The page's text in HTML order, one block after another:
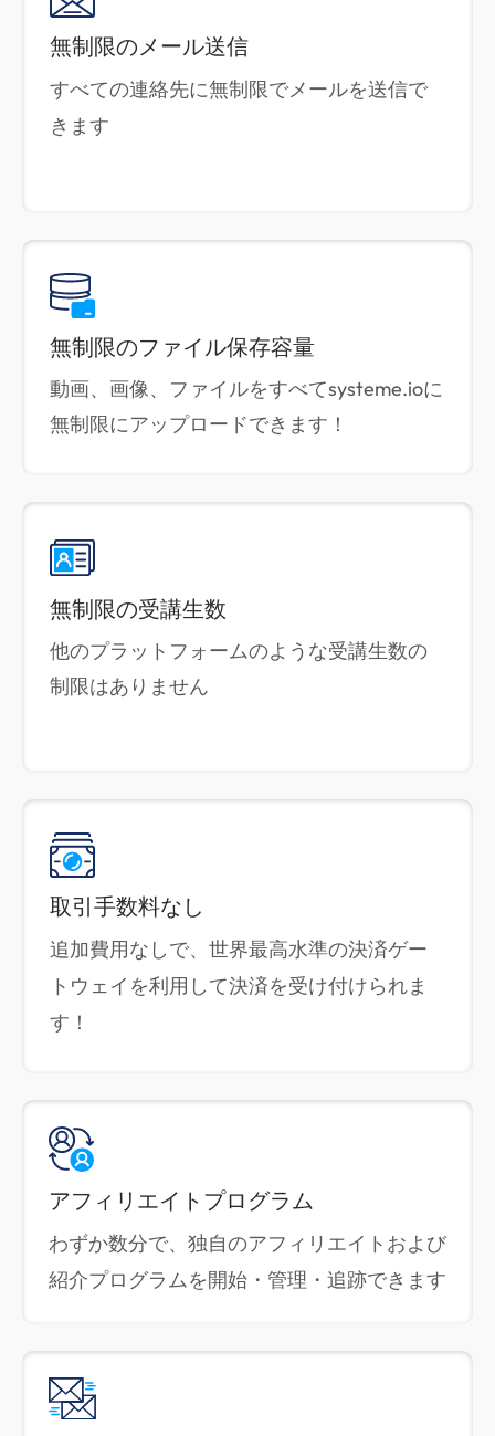
無制限のメール送信
すべての連絡先に無制限でメールを送信で
きます
無制限のファイル保存容量
動画、画像、ファイルをすべてsysteme.ioに
無制限にアップロードできます！
無制限の受講生数
他のプラットフォームのような受講生数の
制限はありません
取引手数料なし
追加費用なしで、世界最高水準の決済ゲー
トウェイを利用して決済を受け付けられま
す！
アフィリエイトプログラム
わずか数分で、独自のアフィリエイトおよび
紹介プログラムを開始・管理・追跡できます